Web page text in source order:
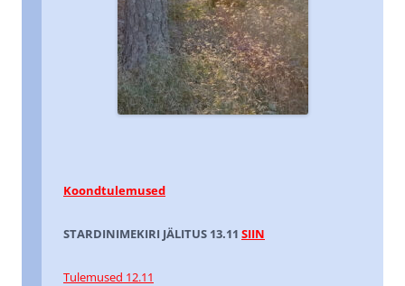
Koondtulemused
STARDINIMEKIRI JÄLITUS 13.11 SIIN
Tulemused 12.11